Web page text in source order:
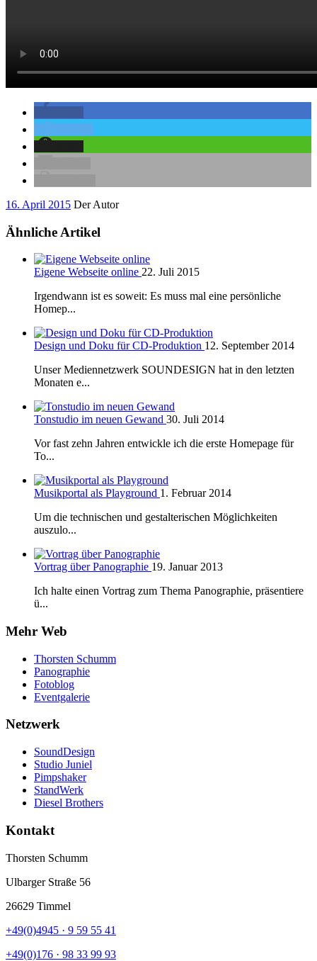
16. April 2015 Der Autor
Ähnliche Artikel
Eigene Webseite online 22. Juli 2015
Irgendwann ist es soweit: Es muss mal eine persönliche
Homep...
Design und Doku für CD-Produktion 12. September 2014
Unser Mediennetzwerk SOUNDESIGN hat in den letzten
Monaten e...
Tonstudio im neuen Gewand 30. Juli 2014
Vor fast zehn Jahren entwickle ich die erste Homepage für
To...
Musikportal als Playground 1. Februar 2014
Um die technischen und gestalterischen Möglichkeiten
auszulo...
Vortrag über Panographie 19. Januar 2013
Ich halte einen Vortrag zum Thema Panographie, präsentiere
ü...
Mehr Web
Thorsten Schumm
Panographie
Fotoblog
Eventgalerie
Netzwerk
SoundDesign
Studio Juniel
Pimpshaker
StandWerk
Diesel Brothers
Kontakt
Thorsten Schumm
Ulbarger Straße 56
26629 Timmel
+49(0)4945 · 9 59 55 41
+49(0)176 · 98 33 99 93